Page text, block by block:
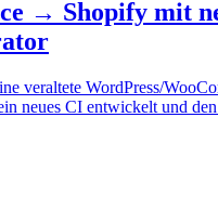
→ Shopify mit
veraltete WordPress/
neues CI entwickelt und